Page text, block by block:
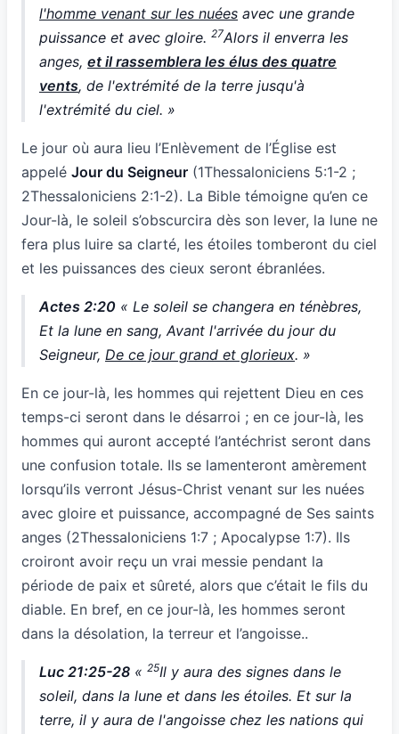
l'homme venant sur les nuées avec une grande
puissance et avec gloire. 27Alors il enverra les
anges, et il rassemblera les élus des quatre
vents, de l'extrémité de la terre jusqu'à
l'extrémité du ciel. »
Le jour où aura lieu l’Enlèvement de l’Église est
appelé Jour du Seigneur (1Thessaloniciens 5:1-2 ;
2Thessaloniciens 2:1-2). La Bible témoigne qu’en ce
Jour-là, le soleil s’obscurcira dès son lever, la lune ne
fera plus luire sa clarté, les étoiles tomberont du ciel
et les puissances des cieux seront ébranlées.
Actes 2:20 « Le soleil se changera en ténèbres,
Et la lune en sang, Avant l'arrivée du jour du
Seigneur, De ce jour grand et glorieux. »
En ce jour-là, les hommes qui rejettent Dieu en ces
temps-ci seront dans le désarroi ; en ce jour-là, les
hommes qui auront accepté l’antéchrist seront dans
une confusion totale. Ils se lamenteront amèrement
lorsqu’ils verront Jésus-Christ venant sur les nuées
avec gloire et puissance, accompagné de Ses saints
anges (2Thessaloniciens 1:7 ; Apocalypse 1:7). Ils
croiront avoir reçu un vrai messie pendant la
période de paix et sûreté, alors que c’était le fils du
diable. En bref, en ce jour-là, les hommes seront
dans la désolation, la terreur et l’angoisse..
Luc 21:25-28 « 25Il y aura des signes dans le
soleil, dans la lune et dans les étoiles. Et sur la
terre, il y aura de l'angoisse chez les nations qui